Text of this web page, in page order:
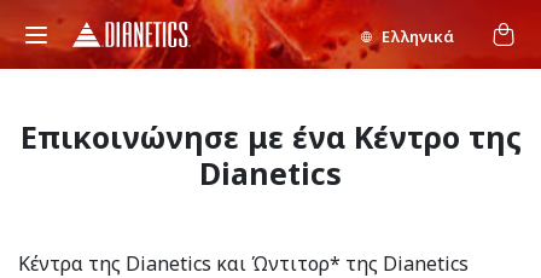
Ελληνικά
Επικοινώνησε με ένα Κέντρο της
Dianetics
Κέντρα της Dianetics και Ώντιτορ* της Dianetics